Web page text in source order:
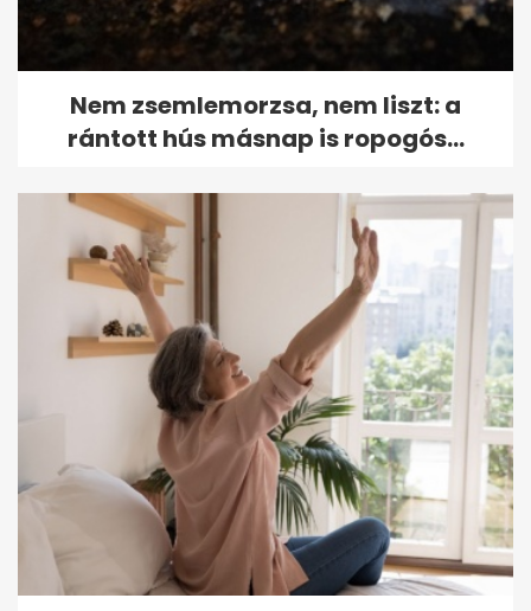
Nem zsemlemorzsa, nem liszt: a
rántott hús másnap is ropogós...